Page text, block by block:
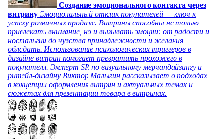
Создание эмоционального контакта через
витрину Эмоциональный отклик покупателей — ключ к
успеху розничных продаж. Витрины способны не только
привлекать внимание, но и вызывать эмоции: от радости и
ностальгии до чувства принадлежности и желания
обладать. Использование психологических триггеров в
дизайне витрин помогает превратить прохожего в
покупателя. Эксперт SR по визуальному мерчандайзингу и
ритейл-дизайну Виктор Малыгин рассказывает о подходах
в концепции оформления витрин и актуальных темах и
сюжетах для презентации товара в витринах.